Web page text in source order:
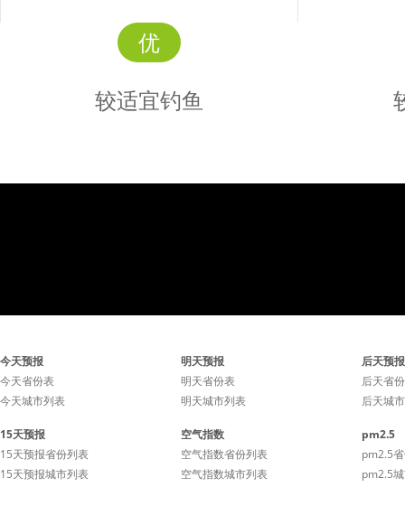
优
较适宜钓鱼
气压小幅波动，可能会影响
鱼儿进食。
下雨天
今天预报
今天省份表
今天城市列表
明天预报
明天省份表
明天城市列表
后天预报
后天省
后天城
15天预报
15天预报省份列表
15天预报城市列表
空气指数
空气指数省份列表
空气指数城市列表
pm2.5
pm2.5
pm2.5